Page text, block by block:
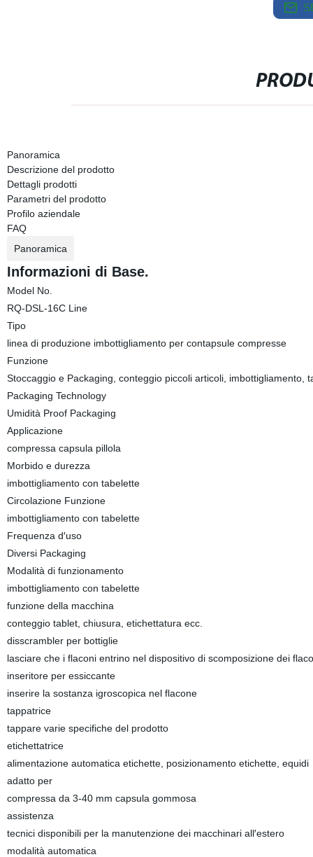
Panoramica
Descrizione del prodotto
Dettagli prodotti
Parametri del prodotto
Profilo aziendale
FAQ
Panoramica
Informazioni di Base.
Model No.
RQ-DSL-16C Line
Tipo
linea di produzione imbottigliamento per contapsule compresse
Funzione
Stoccaggio e Packaging, conteggio piccoli articoli, imbottigliamento,
Packaging Technology
Umidità Proof Packaging
Applicazione
compressa capsula pillola
Morbido e durezza
imbottigliamento con tabelette
Circolazione Funzione
imbottigliamento con tabelette
Frequenza d′uso
Diversi Packaging
Modalità di funzionamento
imbottigliamento con tabelette
funzione della macchina
conteggio tablet, chiusura, etichettatura ecc.
disscrambler per bottiglie
lasciare che i flaconi entrino nel dispositivo di scomposizione dei
inseritore per essiccante
inserire la sostanza igroscopica nel flacone
tappatrice
tappare varie specifiche del prodotto
etichettatrice
alimentazione automatica etichette, posizionamento etichette, equidi
adatto per
compressa da 3-40 mm capsula gommosa
assistenza
tecnici disponibili per la manutenzione dei macchinari all′estero
modalità automatica